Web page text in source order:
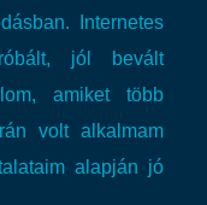
Internetes
jól bevált
amiket több
volt alkalmam
alapján jó